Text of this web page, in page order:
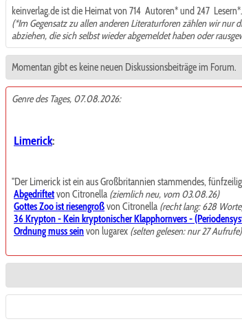
keinverlag.de ist die Heimat von 714 Autoren* und 247 Lesern*.
(*Im Gegensatz zu allen anderen Literaturforen zählen wir
abziehen, die sich selbst wieder abgemeldet haben oder
Momentan gibt es keine neuen Diskussionsbeiträge im Forum.
Genre des Tages, 07.08.2026:
Limerick:
"Der Limerick ist ein aus Großbritannien stammendes,
Abgedriftetvon Citronella (ziemlich neu, vom 03.08.26)
Gottes Zoo ist riesengroßvon Citronella (recht lang: 628
36 Krypton - Kein kryptonischer Klapphornvers -
Ordnung muss seinvon lugarex (selten gelesen: nur 27 Aufrufe)